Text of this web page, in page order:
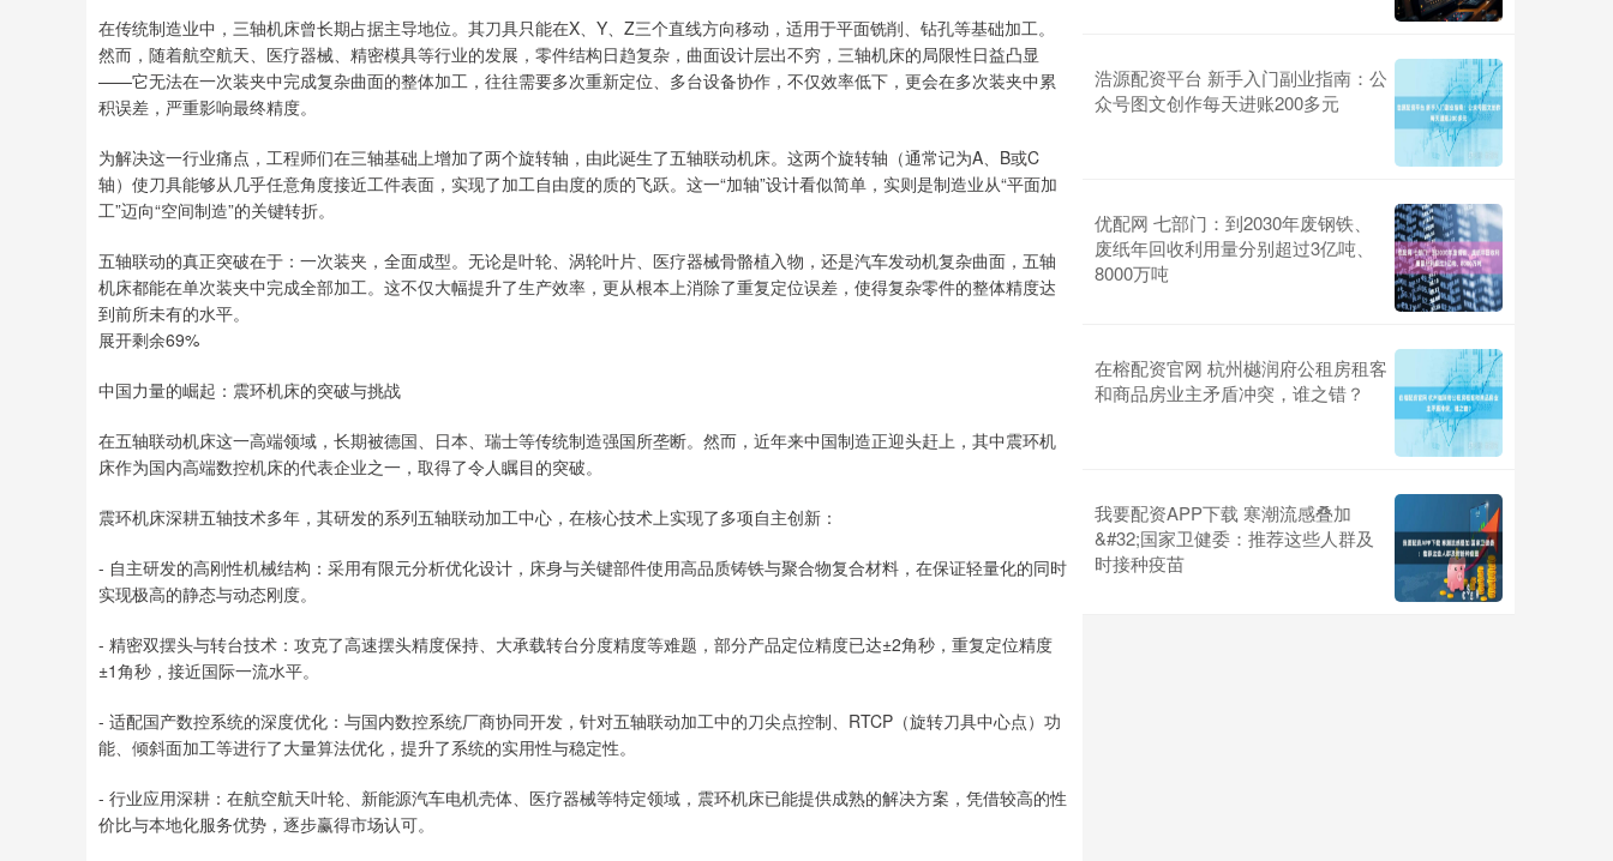
在传统制造业中，三轴机床曾长期占据主导地位。其刀具只能在X、Y、Z三个直线方向移动，适用于平面铣削、钻孔等基础加工。
然而，随着航空航天、医疗器械、精密模具等行业的发展，零件结构日趋复杂，曲面设计层出不穷，三轴机床的局限性日益凸显
——它无法在一次装夹中完成复杂曲面的整体加工，往往需要多次重新定位、多台设备协作，不仅效率低下，更会在多次装夹中累
积误差，严重影响最终精度。
为解决这一行业痛点，工程师们在三轴基础上增加了两个旋转轴，由此诞生了五轴联动机床。这两个旋转轴（通常记为A、B或C
轴）使刀具能够从几乎任意角度接近工件表面，实现了加工自由度的质的飞跃。这一“加轴”设计看似简单，实则是制造业从“平面加
工”迈向“空间制造”的关键转折。
五轴联动的真正突破在于：一次装夹，全面成型。无论是叶轮、涡轮叶片、医疗器械骨骼植入物，还是汽车发动机复杂曲面，五轴
机床都能在单次装夹中完成全部加工。这不仅大幅提升了生产效率，更从根本上消除了重复定位误差，使得复杂零件的整体精度达
到前所未有的水平。
展开剩余69%
中国力量的崛起：震环机床的突破与挑战
在五轴联动机床这一高端领域，长期被德国、日本、瑞士等传统制造强国所垄断。然而，近年来中国制造正迎头赶上，其中震环机
床作为国内高端数控机床的代表企业之一，取得了令人瞩目的突破。
震环机床深耕五轴技术多年，其研发的系列五轴联动加工中心，在核心技术上实现了多项自主创新：
- 自主研发的高刚性机械结构：采用有限元分析优化设计，床身与关键部件使用高品质铸铁与聚合物复合材料，在保证轻量化的同时
实现极高的静态与动态刚度。
- 精密双摆头与转台技术：攻克了高速摆头精度保持、大承载转台分度精度等难题，部分产品定位精度已达±2角秒，重复定位精度
±1角秒，接近国际一流水平。
- 适配国产数控系统的深度优化：与国内数控系统厂商协同开发，针对五轴联动加工中的刀尖点控制、RTCP（旋转刀具中心点）功
能、倾斜面加工等进行了大量算法优化，提升了系统的实用性与稳定性。
- 行业应用深耕：在航空航天叶轮、新能源汽车电机壳体、医疗器械等特定领域，震环机床已能提供成熟的解决方案，凭借较高的性
价比与本地化服务优势，逐步赢得市场认可。
浩源配资平台 新手入门副业指南：公
众号图文创作每天进账200多元
优配网 七部门：到2030年废钢铁、
废纸年回收利用量分别超过3亿吨、
8000万吨
在榕配资官网 杭州樾润府公租房租客
和商品房业主矛盾冲突，谁之错？
我要配资APP下载 寒潮流感叠加
&#32;国家卫健委：推荐这些人群及
时接种疫苗